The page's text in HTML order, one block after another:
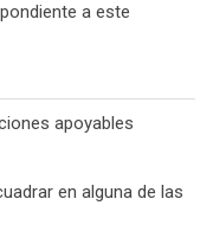
a este
apoyables
en alguna de las